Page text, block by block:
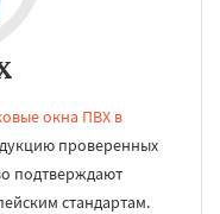
окна ПВХ в
проверенных
подтверждают
стандартам.